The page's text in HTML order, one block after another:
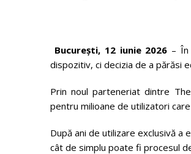
București, 12 iunie 2026 –
dispozitiv, ci decizia de a părăsi
Prin noul parteneriat dintre
pentru milioane de utilizatori
După ani de utilizare exclusivă a
cât de simplu poate fi procesul